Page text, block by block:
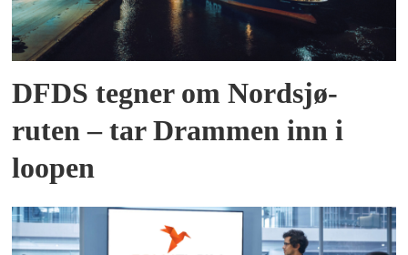
DFDS tegner om Nordsjø-
ruten – tar Drammen inn i
loopen